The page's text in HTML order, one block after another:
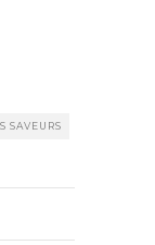
SAVEURS